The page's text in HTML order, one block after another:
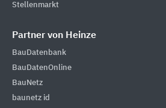
Stellenmarkt
Partner von Heinze
BauDatenbank
BauDatenOnline
BauNetz
baunetz id